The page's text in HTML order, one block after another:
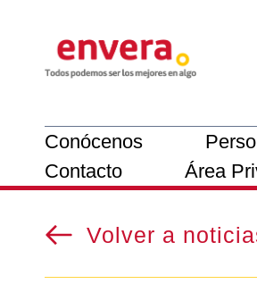
Conócenos
Contacto
Área
Volver a